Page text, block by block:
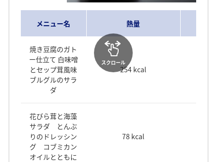
メニュー名 熱量
焼き豆腐のガト
ー仕立て 白味噌
とセップ茸風味
ブルグルのサラ
ダ
254 kcal
花びら茸と海藻
サラダ とんぶ
りのドレッシン
グ コブミカン
オイルとともに
78 kcal
スクロール